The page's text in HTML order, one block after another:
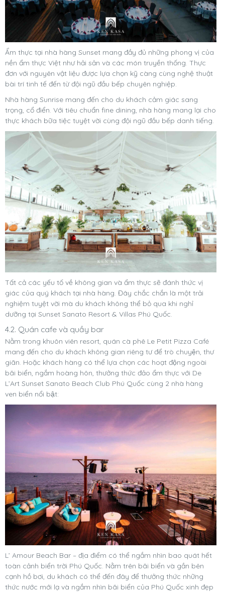
Ẩm thực tại nhà hàng Sunset mang đầy đủ những phong vị của
nền ẩm thực Việt như hải sản và các món truyền thống. Thực
đơn với nguyên vật liệu được lựa chọn kỹ càng cùng nghệ thuật
bài trí tinh tế đến từ đội ngũ đầu bếp chuyên nghiệp.
Nhà hàng Sunrise mang đến cho du khách cảm giác sang
trọng, cổ điển. Với tiêu chuẩn fine dining, nhà hàng mang lại cho
thực khách bữa tiệc tuyệt vời cùng đội ngũ đầu bếp danh tiếng.
Tất cả các yếu tố về không gian và ẩm thực sẽ đánh thức vị
giác của quý khách tại nhà hàng. Đây chắc chắn là một trải
nghiệm tuyệt vời mà du khách không thể bỏ qua khi nghỉ
dưỡng tại Sunset Sanato Resort & Villas Phú Quốc.
4.2. Quán cafe và quầy bar
Nằm trong khuôn viên resort, quán cà phê Le Petit Pizza Café
mang đến cho du khách không gian riêng tư để trò chuyện, thư
giãn. Hoặc khách hàng có thể lựa chọn các hoạt động ngoài
bãi biển, ngắm hoàng hôn, thưởng thức đảo ẩm thực với De
L’Art Sunset Sanato Beach Club Phú Quốc cùng 2 nhà hàng
ven biển nổi bật:
L’ Amour Beach Bar – địa điểm có thể ngắm nhìn bao quát hết
toàn cảnh biển trời Phú Quốc. Nằm trên bãi biển và gần bên
cạnh hồ bơi, du khách có thể đến đây để thưởng thức những
thức nước mới lạ và ngắm nhìn bãi biển của Phú Quốc xinh đẹp